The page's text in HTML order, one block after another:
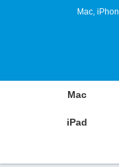
Mac,
Mac
iPad